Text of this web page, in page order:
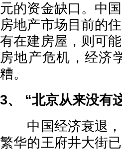
元的资金缺口。中
房地产市场目前的
有在建房屋，则可
房地产危机，经济
糟。
3、 “北京从来没有
中国经济衰退，
繁华的王府井大街